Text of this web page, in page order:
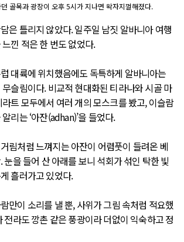
골목과 광장이 오후 5시가 지나면 왁자지껄해졌다.
은 틀리지 않았다. 일주일 남짓 알바니아 여행
낀 적은 한 번도 없었다.
대륙에 위치했음에도 독특하게 알바니아는
슬림이다. 비교적 현대화된 티라나와 시골 마
트 모두에서 여러 개의 모스크를 봤고, 이슬람
리는 ‘아잔(adhan)’을 들었다.
림처럼 느껴지는 아잔이 어렴풋이 들려온 베
눈을 들어 산 아래를 보니 석회가 섞인 탁한 빛
흘러가고 있었다.
만이 소리를 낼 뿐, 사위가 그림 속처럼 적요했
전라도 깡촌 같은 풍광이라 더없이 익숙하고 정